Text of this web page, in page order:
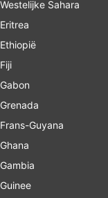
Westelijke Sahara
Eritrea
Ethiopië
Fiji
Gabon
Grenada
Frans-Guyana
Ghana
Gambia
Guinee